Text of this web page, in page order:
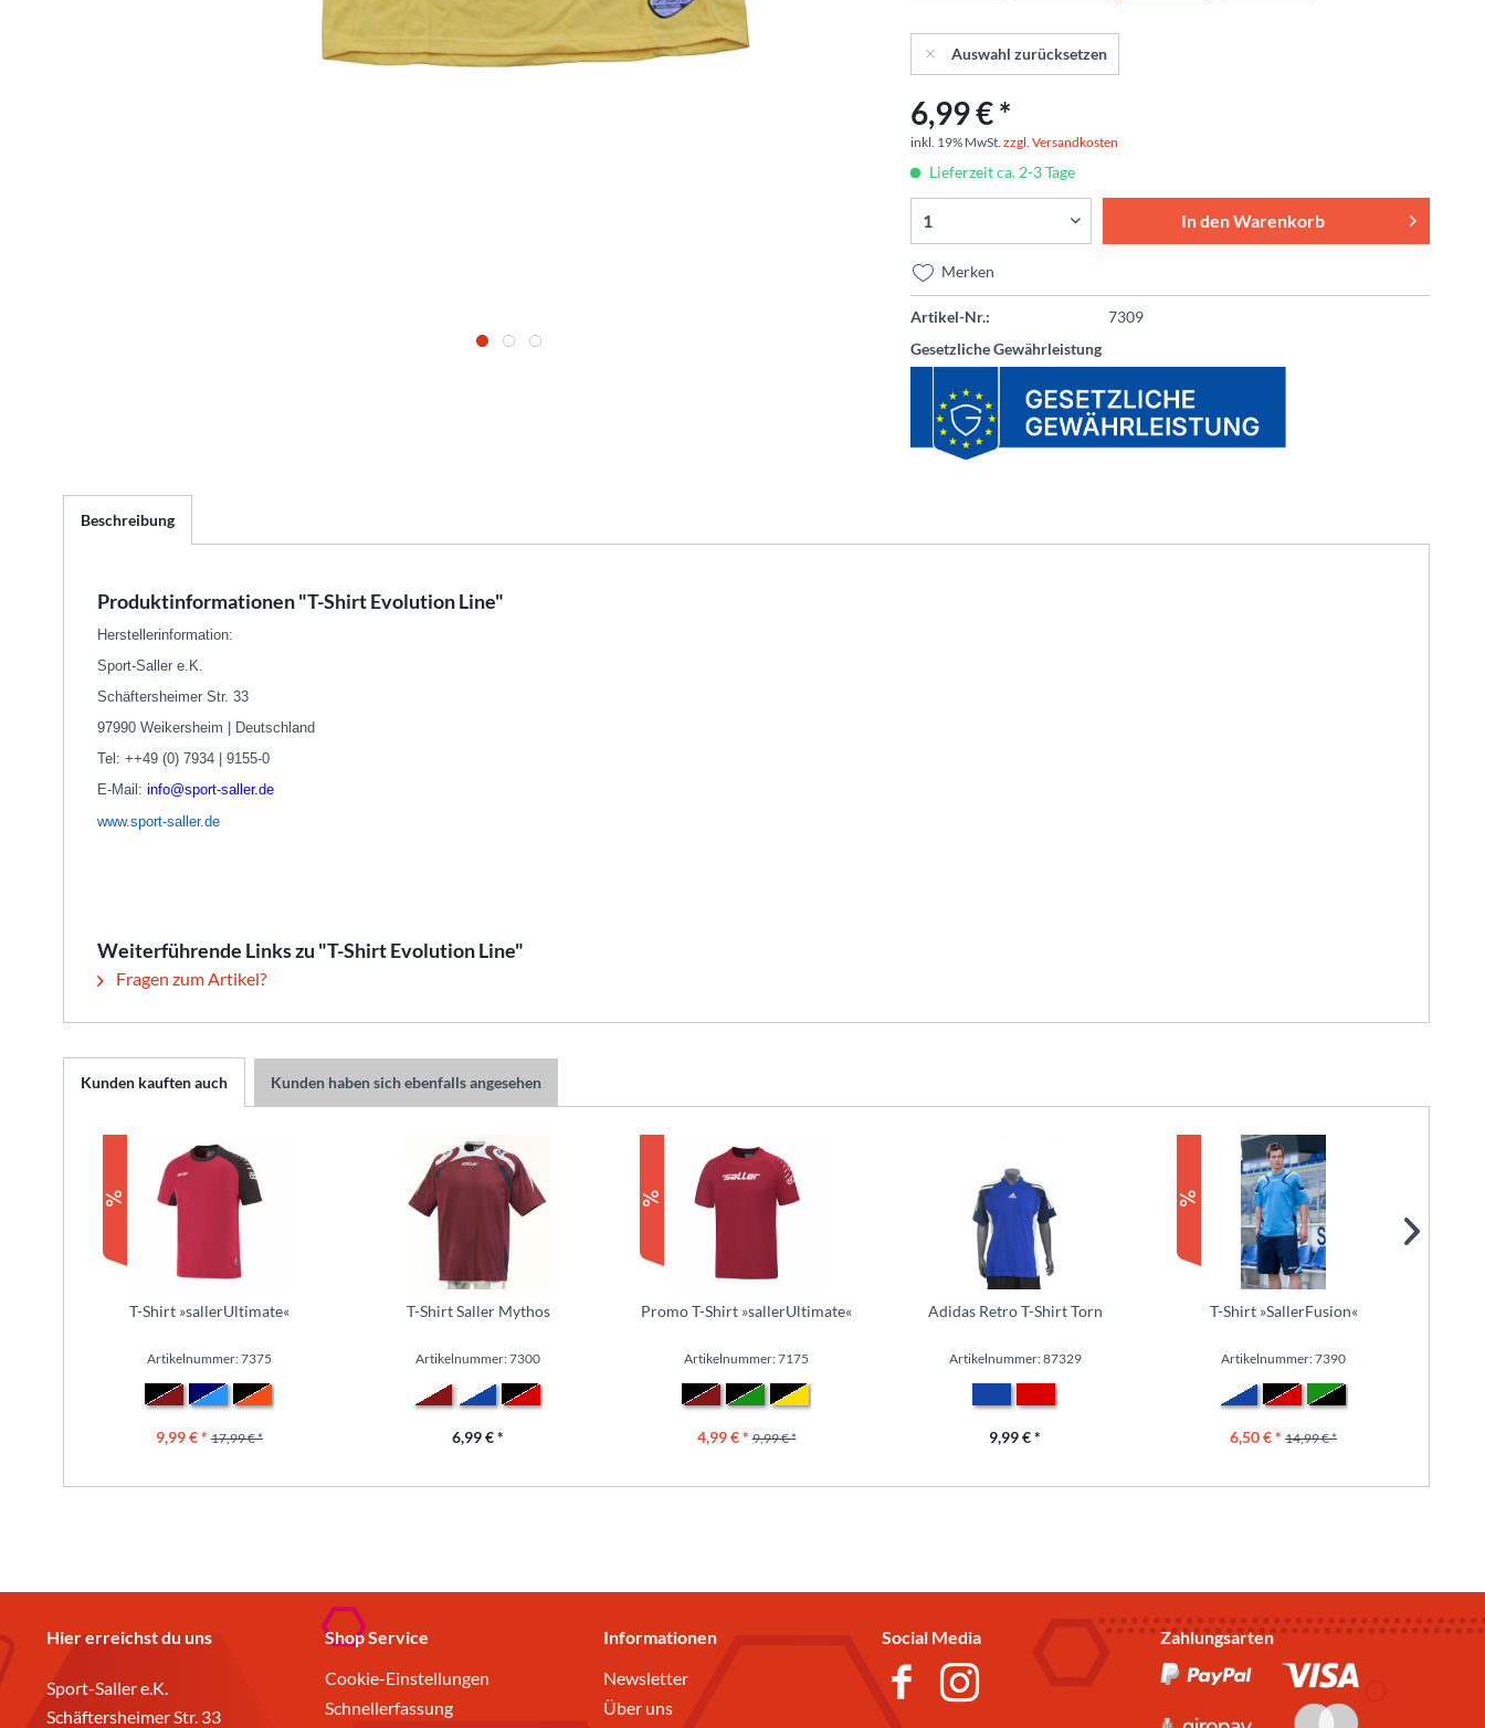
Auswahl zurücksetzen
6,99 € *
inkl. 19% MwSt. zzgl. Versandkosten
Lieferzeit ca. 2-3 Tage
In denWarenkorb
Merken
Artikel-Nr.:
7309
Gesetzliche Gewährleistung
Beschreibung
Produktinformationen "T-Shirt Evolution Line"
Herstellerinformation:
Sport-Saller e.K.
Schäftersheimer Str. 33
97990 Weikersheim | Deutschland
Tel: ++49 (0) 7934 | 9155-0
E-Mail: info@sport-saller.de
www.sport-saller.de
Weiterführende Links zu "T-Shirt Evolution Line"
Fragen zum Artikel?
Kunden kauften auch Kunden haben sich ebenfalls angesehen
T-Shirt »sallerUltimate«
Artikelnummer: 7375
9,99 € * 17,99 € *
T-Shirt Saller Mythos
Artikelnummer: 7300
6,99 € *
Promo T-Shirt »sallerUltimate«
Artikelnummer: 7175
4,99 € * 9,99 € *
Adidas Retro T-Shirt Torn
Artikelnummer: 87329
9,99 € *
T-Shirt »SallerFusion«
Artikelnummer: 7390
6,50 € * 14,99 € *
Hier erreichst du uns
Sport-Saller e.K.
Schäftersheimer Str. 33
Shop Service
Cookie-Einstellungen
Schnellerfassung
Informationen
Newsletter
Über uns
Social Media Zahlungsarten